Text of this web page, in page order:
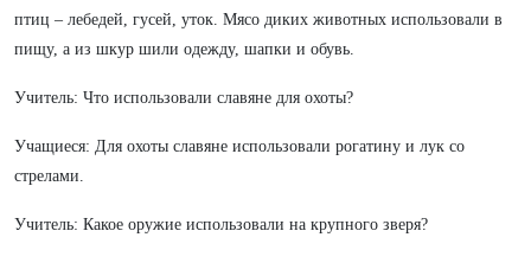
птиц – лебедей, гусей, уток. Мясо диких животных использовали в
пищу, а из шкур шили одежду, шапки и обувь.
Учитель: Что использовали славяне для охоты?
Учащиеся: Для охоты славяне использовали рогатину и лук со
стрелами.
Учитель: Какое оружие использовали на крупного зверя?